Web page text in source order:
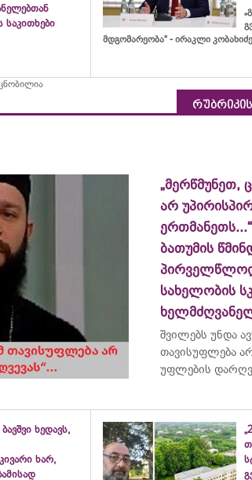
საკითხები
მდგომარეობა“ - ირაკლი კობახიძე
„მერწმუნეთ,
არ
ბათუმის
სახელობის
შვილებს უნდა
თავისუფლება არ
უფლების
ხედავს,
ხარ,